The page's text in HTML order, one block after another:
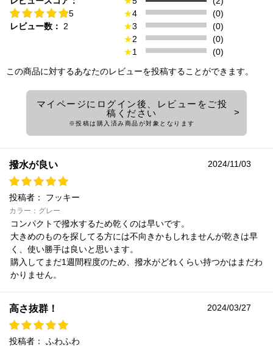
5
レビュー数：
2
★4
(0)
★3
(0)
★2
(0)
★1
(0)
この商品に対するあなたのレビューを投稿することができます。
マイページにログイン後、レビューをご投
稿ください
※投稿は購入済み商品が対象となります
撥水が良い 2024/11/03
投稿者： フッキー
カラー：グレー
コンパクトで撥水するため乾くのは早いです。
大きめのものを探してる方には不向きかもしれませんが乾きは早
く、使い勝手は良いと思います。
購入してまだ1週間程度のため、撥水がどれくらい持つかはまだわ
かりません。
高さ抜群！ 2024/03/27
投稿者： ふわふわ